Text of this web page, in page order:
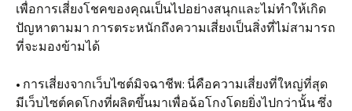
เพื่อการเสี่ยงโชคของคุณเป็นไปอย่างสนุกและไม่ทำให้เกิด
ปัญหาตามมา การตระหนักถึงความเสี่ยงเป็นสิ่งที่ไม่สามารถ
ที่จะมองข้ามได้
• การเสี่ยงจากเว็บไซต์มิจฉาชีพ: นี่คือความเสี่ยงที่ใหญ่ที่สุด
มีเว็บไซต์คดโกงที่ผลิตขึ้นมาเพื่อฉ้อโกงโดยยิ่งไปกว่านั้น ซึ่ง